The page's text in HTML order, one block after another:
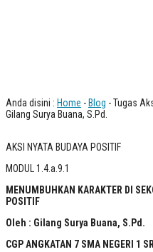
Anda disini : Home -Blog - Tugas
Gilang Surya Buana, S.Pd.
AKSI NYATA BUDAYA POSITIF
MODUL 1.4.a.9.1
MENUMBUHKAN KARAKTER DI
POSITIF
Oleh : Gilang Surya Buana, S.Pd.
CGP ANGKATAN 7 SMA NEGERI 1